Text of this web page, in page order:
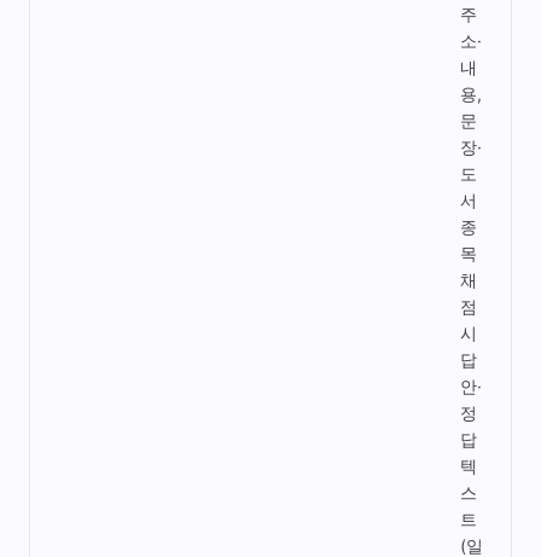
주
소·
내
용,
문
장·
도
서
종
목
채
점
시
답
안·
정
답
텍
스
트
(일